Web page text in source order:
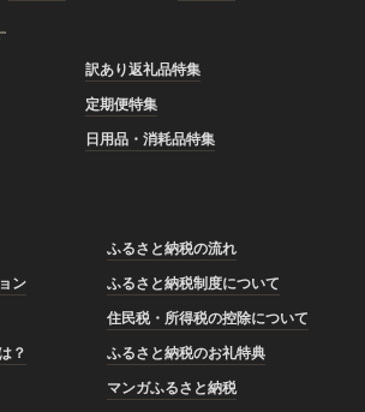
訳あり返礼品特集
定期便特集
日用品・消耗品特集
ふるさと納税の流れ
ン
ふるさと納税制度について
住民税・所得税の控除について
？
ふるさと納税のお礼特典
マンガふるさと納税